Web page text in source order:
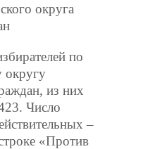
округа
по
округу
из них
Число
–
«Против